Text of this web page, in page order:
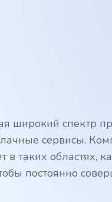
широкий спектр
сервисы.
таких областях,
постоянно